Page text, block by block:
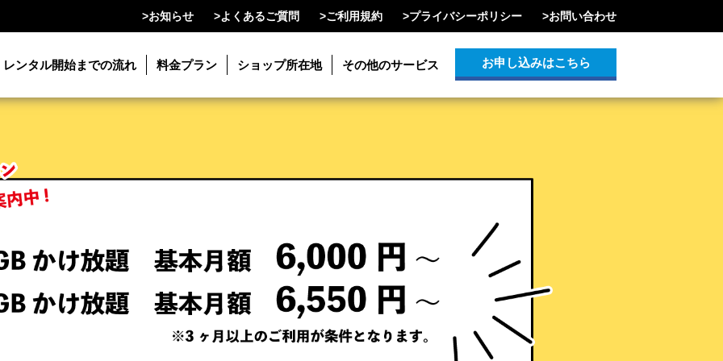
>お知らせ >よくあるご質問 >ご利用規約 >プライバシーポリシー >お問い合わせ
レンタル開始までの流れ 料金プラン ショップ所在地 その他のサービス お申し込みはこちら